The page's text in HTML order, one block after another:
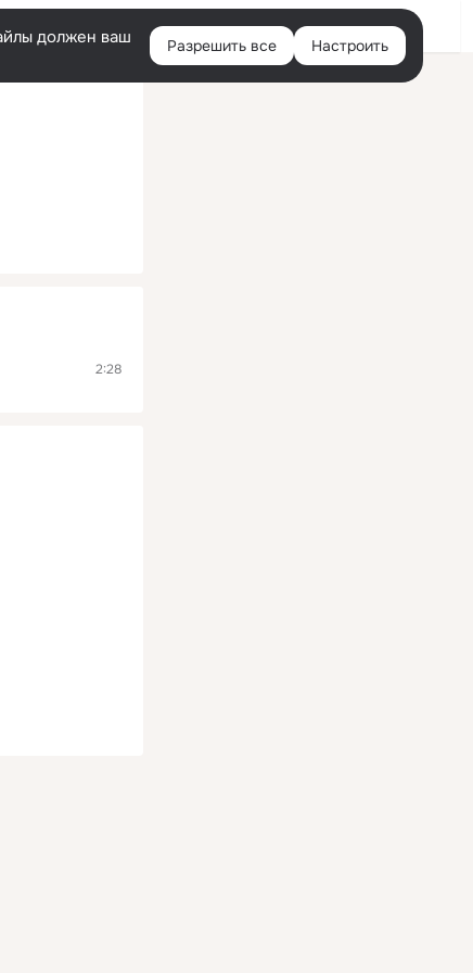
Войти
должен ваш
Разрешить все Настроить
2:28